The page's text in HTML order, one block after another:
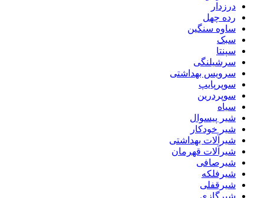
درزدار
رده چهل
ساوه سنگین
سبک
سپنتا
سرشیلنگی
سرویس بهداشتی
سوپرپایپ
سوپردرین
سیاه
شیر پیسوال
شیر خودکار
شیرآلات بهداشتی
شیرآلات قهرمان
شیرصافی
شیرفلکه
شیرقفلی
شیرگازی